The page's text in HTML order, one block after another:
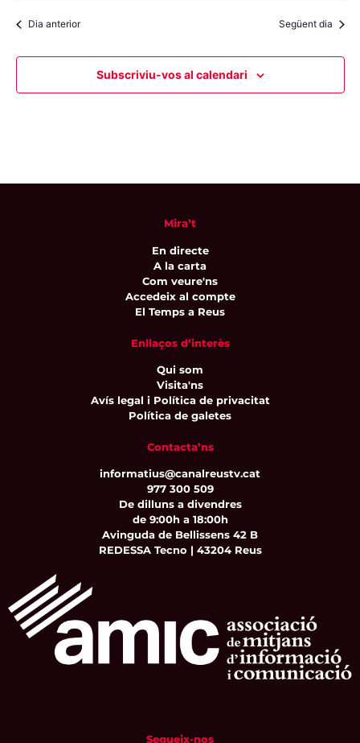
Dia anterior Següent dia
Subscriviu-vos al calendari
Mira’t
En directe
A la carta
Com veure'ns
Accedeix al compte
El Temps a Reus
Enllaços d’interès
Qui som
Visita'ns
Avís legal i Política de privacitat
Política de galetes
Contacta’ns
informatius@canalreustv.cat
977 300 509
De dilluns a divendres
de 9:00h a 18:00h
Avinguda de Bellissens 42 B
REDESSA Tecno | 43204 Reus
Segueix-nos